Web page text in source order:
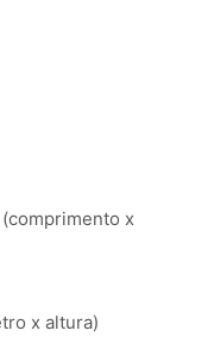
x
x altura)